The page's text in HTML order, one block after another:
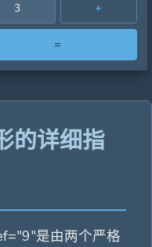
3 +
=
的详细指
是由两个严格